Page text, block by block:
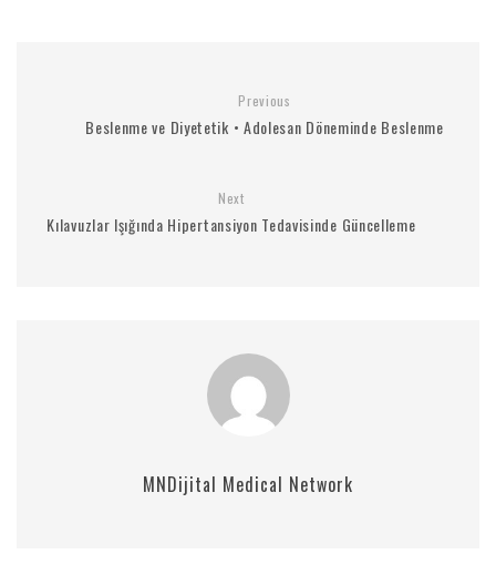
Previous
Beslenme ve Diyetetik • Adolesan Döneminde Beslenme
Next
Kılavuzlar Işığında Hipertansiyon Tedavisinde Güncelleme
MNDijital Medical Network